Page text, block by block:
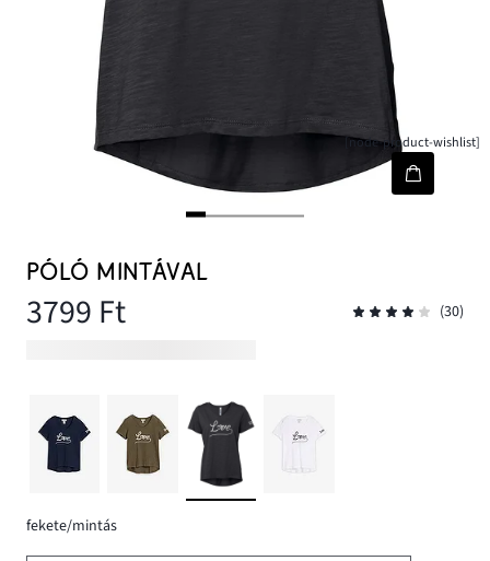
[node-product-wishlist]
PÓLÓ MINTÁVAL
3799 Ft (30)
fekete/mintás